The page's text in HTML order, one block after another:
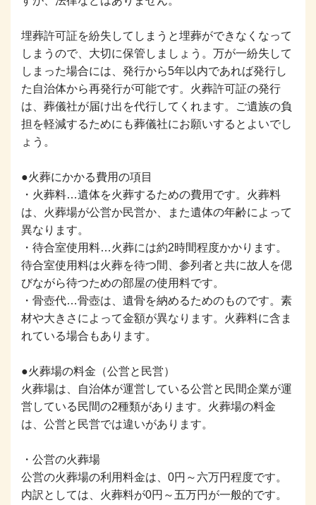
埋葬許可証を紛失してしまうと埋葬ができなくなって
しまうので、大切に保管しましょう。万が一紛失して
しまった場合には、発行から5年以内であれば発行し
た自治体から再発行が可能です。火葬許可証の発行
は、葬儀社が届け出を代行してくれます。ご遺族の負
担を軽減するためにも葬儀社にお願いするとよいでし
ょう。
●火葬にかかる費用の項目
・火葬料…遺体を火葬するための費用です。火葬料
は、火葬場が公営か民営か、また遺体の年齢によって
異なります。
・待合室使用料…火葬には約2時間程度かかります。
待合室使用料は火葬を待つ間、参列者と共に故人を偲
びながら待つための部屋の使用料です。
・骨壺代…骨壺は、遺骨を納めるためのものです。素
材や大きさによって金額が異なります。火葬料に含ま
れている場合もあります。
●火葬場の料金（公営と民営）
火葬場は、自治体が運営している公営と民間企業が運
営している民間の2種類があります。火葬場の料金
は、公営と民営では違いがあります。
・公営の火葬場
公営の火葬場の利用料金は、0円～六万円程度です。
内訳としては、火葬料が0円～五万円が一般的です。